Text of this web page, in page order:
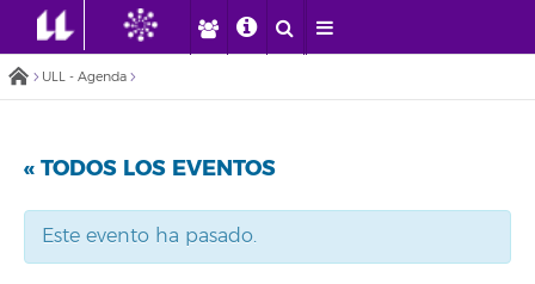
ULL - Agenda
« TODOS LOS EVENTOS
Este evento ha pasado.